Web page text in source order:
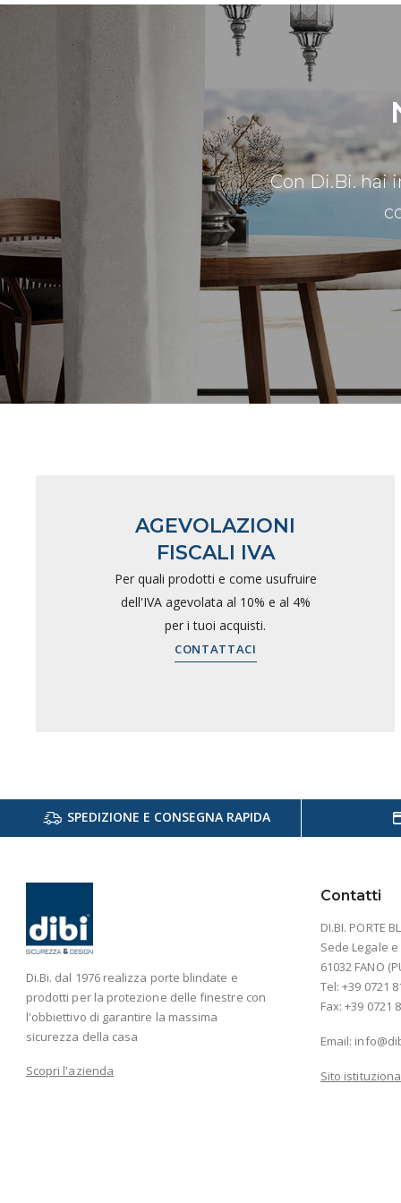
Con Di.Bi. hai
AGEVOLAZIONI
FISCALI IVA
Per quali prodotti e come usufruire
dell'IVA agevolata al 10% e al 4%
per i tuoi acquisti.
CONTATTACI
SPEDIZIONE E CONSEGNA RAPIDA
Di.Bi. dal 1976 realizza porte blindate e
prodotti per la protezione delle finestre con
l'obbiettivo di garantire la massima
sicurezza della casa
Scopri l'azienda
Contatti
DI.BI. PORTE
Sede Legale e
61032 FANO
Tel: +39 0721
Fax: +39 0721
Email:
Sito